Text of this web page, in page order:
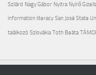
Szilárd Nagy Gábor Nyitra Nyírő
information literacy San José State
találkozó Szlovákia Toth Beáta